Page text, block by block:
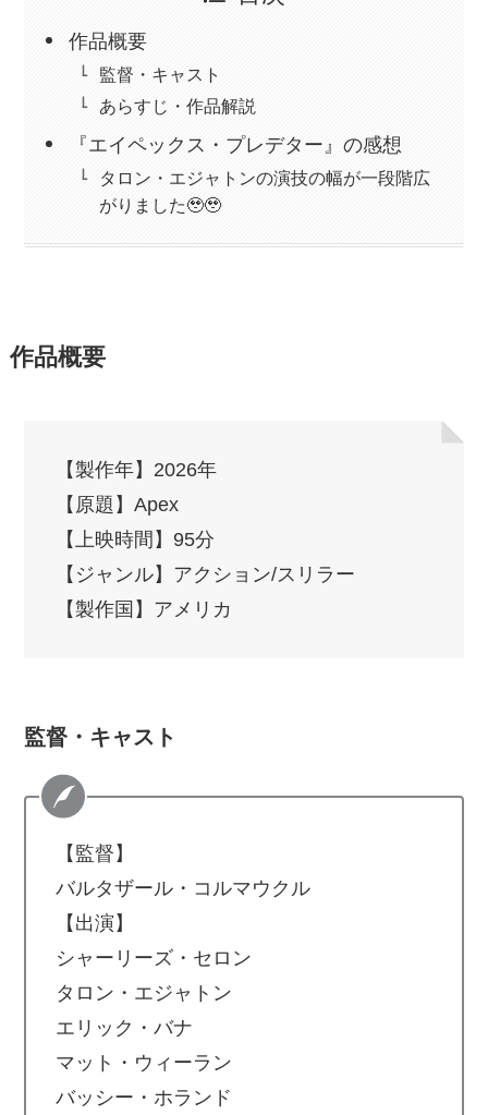
作品概要
監督・キャスト
あらすじ・作品解説
『エイペックス・プレデター』の感想
タロン・エジャトンの演技の幅が一段階広
がりました🥹🥹
作品概要
【製作年】2026年
【原題】Apex
【上映時間】95分
【ジャンル】アクション/スリラー
【製作国】アメリカ
監督・キャスト
【監督】
バルタザール・コルマウクル
【出演】
シャーリーズ・セロン
タロン・エジャトン
エリック・バナ
マット・ウィーラン
バッシー・ホランド